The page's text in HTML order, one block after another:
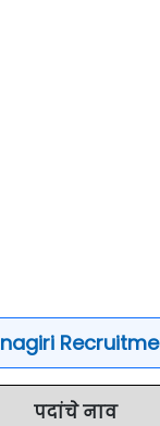
पदांचे नाव